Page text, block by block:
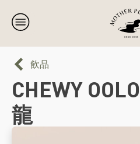
飲品
CHEWY
龍